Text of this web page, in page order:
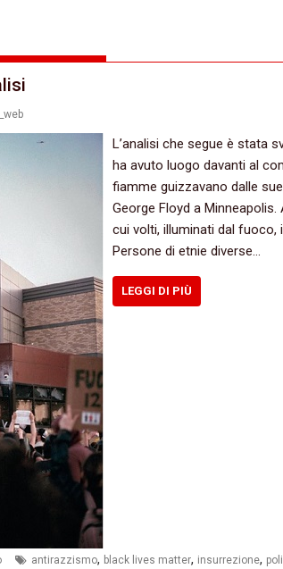
L’analisi che segue è stata
ha avuto luogo davanti al
fiamme guizzavano dalle
George Floyd a
cui volti, illuminati dal fuoco,
Persone di etnie diverse…
LEGGI DI PIÙ
antirazzismo, black lives matter, insurrezione,